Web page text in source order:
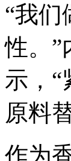
“我
性。”
示，“
原料
作为